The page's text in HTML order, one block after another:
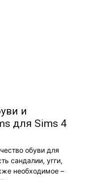
и
для Sims 4
обуви для
сандалии, угги,
необходимое –